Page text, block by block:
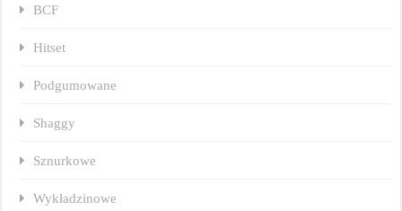
BCF
Hitset
Podgumowane
Shaggy
Sznurkowe
Wykładzinowe